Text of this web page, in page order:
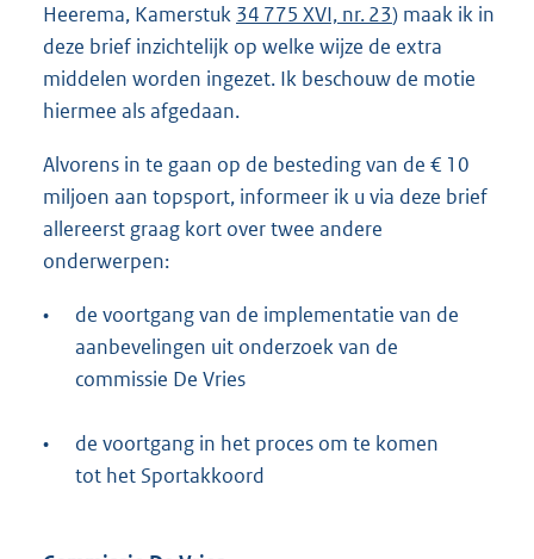
Heerema, Kamerstuk 34 775 XVI, nr. 23) maak ik in
deze brief inzichtelijk op welke wijze de extra
middelen worden ingezet. Ik beschouw de motie
hiermee als afgedaan.
Alvorens in te gaan op de besteding van de € 10
miljoen aan topsport, informeer ik u via deze brief
allereerst graag kort over twee andere
onderwerpen:
•
de voortgang van de implementatie van de
aanbevelingen uit onderzoek van de
commissie De Vries
•
de voortgang in het proces om te komen
tot het Sportakkoord